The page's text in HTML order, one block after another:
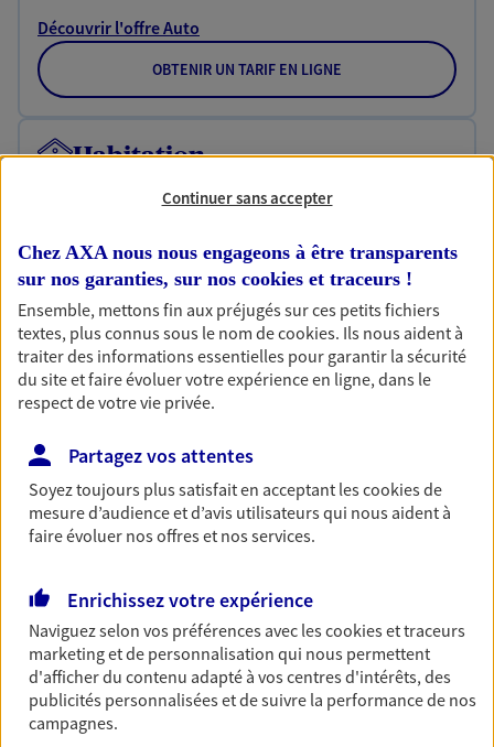
Découvrir l'offre Auto
OBTENIR UN TARIF EN LIGNE
Habitation
Votre logement est unique, comme vous. Le
contrat Ma Maison assure votre sérénité en
Découvrir l'offre Habitation
OBTENIR UN TARIF EN LIGNE
Garantie Accidents de la Vie
ou grande lectrice… personne n'est à l'abri d'un
accident du quotidien. Avec Ma Protection
Accident, protégez votre qualité de vie et vos
revenus.
OBTENIR UN TARIF EN LIGNE
Multirisque Entreprise
Gagnez en simplicité et en sérénité avec votre
Continuer sans accepter
Chez AXA nous nous engageons à être transparents
sur nos garanties, sur nos cookies et traceurs !
Ensemble, mettons fin aux préjugés sur ces petits fichiers
textes, plus connus sous le nom decookies. Ils nous aident à
traiter des informations essentielles pour garantir la sécurité
du site et faire évoluer votre expérience en ligne, dans le
respect de votre vie privée.
Partagez vos attentes
Soyez toujours plus satisfait en acceptant lescookiesde
mesure d’audience et d’avis utilisateurs qui nous aident à
faire évoluer nos offres et nos services.
Enrichissez votre expérience
Naviguez selon vos préférences avec lescookies et traceurs
marketing et de personnalisation qui nous permettent
d'afficher du contenu adapté à vos centres d'intérêts, des
publicités personnalisées et de suivre la performance de nos
campagnes.